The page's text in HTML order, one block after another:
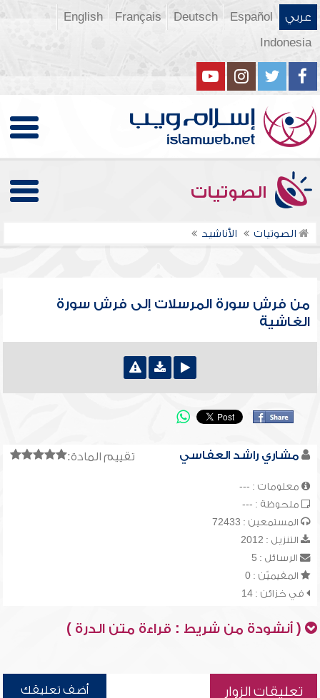
عربي Español
Deutsch
Français
English
Indonesia
الصوتيات
الصوتيات الأناشيد
من فرش سورة المرسلات إلى فرش سورة
الغاشية
تقييم المادة: مشاري راشد العفاسي
معلومات : ---
ملحوظة : ---
المستمعين : 72433
التنزيل : 2012
الرسائل : 5
المقيميّن : 0
في خزائن : 14
( أنشودة من شريط : قراءة متن الدرة )
تعليقات الزوار أضف تعليقك